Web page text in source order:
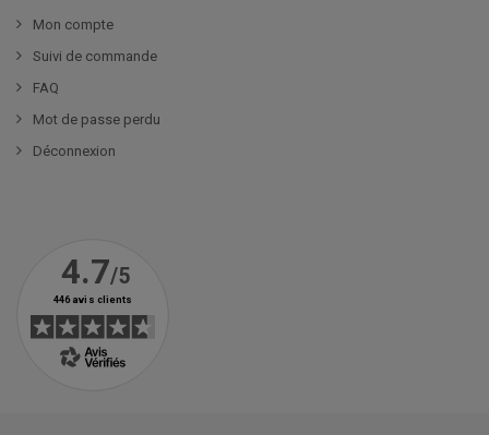
Mon compte
Suivi de commande
FAQ
Mot de passe perdu
Déconnexion